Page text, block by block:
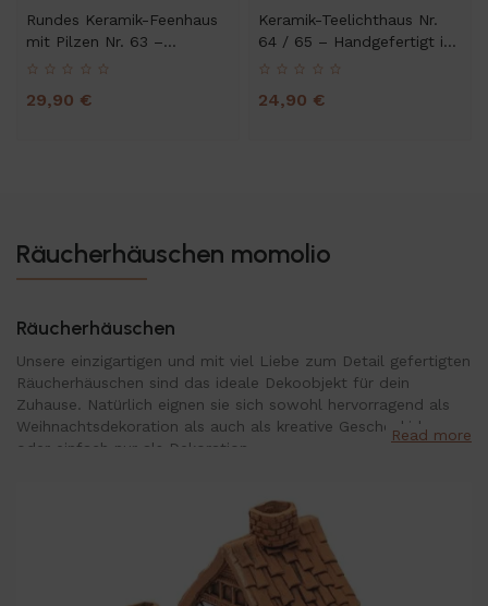
Rundes Keramik-Feenhaus
mit Pilzen Nr. 63 –
Handgefertigt
29,90 €
Keramik-Teelichthaus Nr.
64 / 65 – Handgefertigt in
Rot oder Weiß
24,90 €
Räucherhäuschen momolio
Räucherhäuschen
Unsere einzigartigen und mit viel Liebe zum Detail gefertigten
Räucherhäuschen sind das ideale Dekoobjekt für dein
Zuhause. Natürlich eignen sie sich sowohl hervorragend als
Weihnachtsdekoration als auch als kreative Geschenkidee
oder einfach nur als Dekoration.
machen unsere Räucherhäuschen zu einem ganz besonderen
Highlight bei dir zuhause. Während die Räucherkegel im
Inneren des Häuschens verglühen und ihren aromatischen
Duft im Raum verbreiten, sorgt das liebevoll gestaltete
Äußere des Hauses für optischen Genuss. Besonders an
Read more